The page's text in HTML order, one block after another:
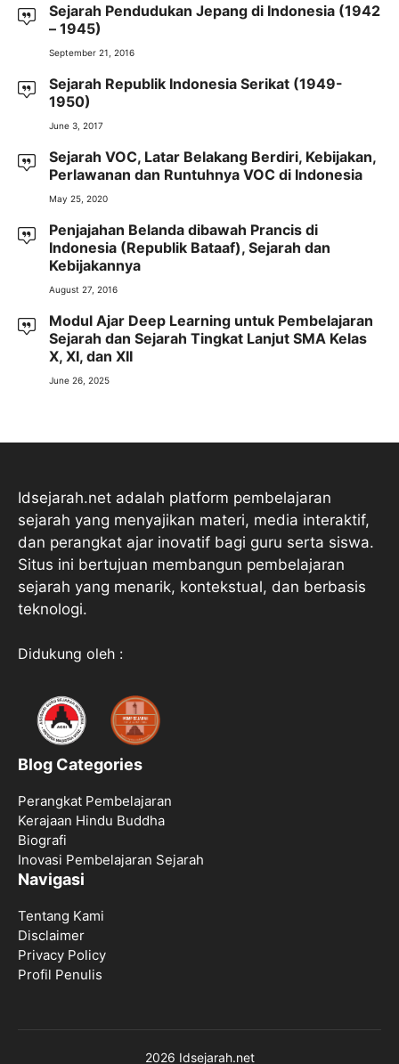
Sejarah Pendudukan Jepang di Indonesia (1942
– 1945)
September 21, 2016
Sejarah Republik Indonesia Serikat (1949-
1950)
June 3, 2017
Sejarah VOC, Latar Belakang Berdiri, Kebijakan,
Perlawanan dan Runtuhnya VOC di Indonesia
May 25, 2020
Penjajahan Belanda dibawah Prancis di
Indonesia (Republik Bataaf), Sejarah dan
Kebijakannya
August 27, 2016
Modul Ajar Deep Learning untuk Pembelajaran
Sejarah dan Sejarah Tingkat Lanjut SMA Kelas
X, XI, dan XII
June 26, 2025
Idsejarah.net adalah platform pembelajaran
sejarah yang menyajikan materi, media interaktif,
dan perangkat ajar inovatif bagi guru serta siswa.
Situs ini bertujuan membangun pembelajaran
sejarah yang menarik, kontekstual, dan berbasis
teknologi.
Didukung oleh :
Blog Categories
Perangkat Pembelajaran
Kerajaan Hindu Buddha
Biografi
Inovasi Pembelajaran Sejarah
Navigasi
Tentang Kami
Disclaimer
Privacy Policy
Profil Penulis
2026 Idsejarah.net